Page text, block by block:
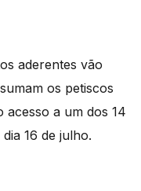
aderentes vão
os petiscos
acesso a um dos 14
16 de julho.